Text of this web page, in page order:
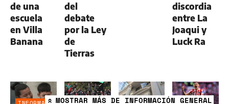
de una
escuela
en Villa
Banana
del
debate
por la Ley
de
Tierras
discordia
entre La
Joaqui y
Luck Ra
» MOSTRAR MÁS DE INFORMACIÓN GENERAL